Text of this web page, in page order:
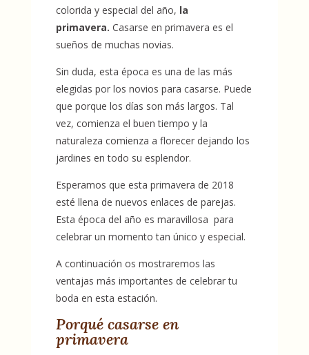
colorida y especial del año, la
primavera. Casarse en primavera es el
sueños de muchas novias.
Sin duda, esta época es una de las más
elegidas por los novios para casarse. Puede
que porque los días son más largos. Tal
vez, comienza el buen tiempo y la
naturaleza comienza a florecer dejando los
jardines en todo su esplendor.
Esperamos que esta primavera de 2018
esté llena de nuevos enlaces de parejas.
Esta época del año es maravillosa para
celebrar un momento tan único y especial.
A continuación os mostraremos las
ventajas más importantes de celebrar tu
boda en esta estación.
Porqué casarse en
primavera